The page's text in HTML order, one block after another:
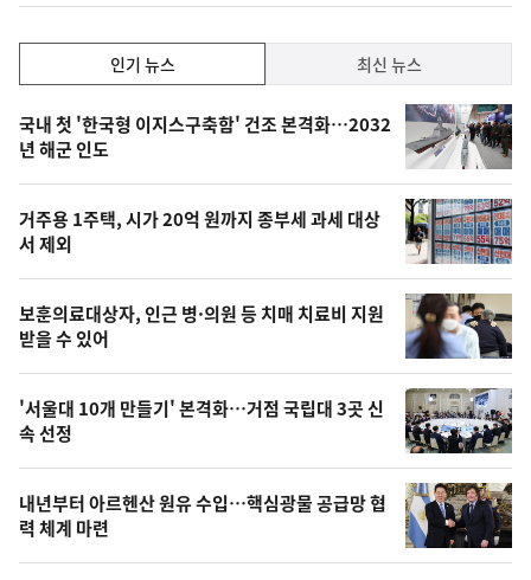
기,
최
신,
오
늘
의
영
상
오
늘
의
사
진
인기 뉴스 최신 뉴스
기
뉴
스
국내 첫 '한국형 이지스구축함' 건조 본격화…2032
년 해군 인도
거주용 1주택, 시가 20억 원까지 종부세 과세 대상
서 제외
보훈의료대상자, 인근 병·의원 등 치매 치료비 지원
받을 수 있어
'서울대 10개 만들기' 본격화…거점 국립대 3곳 신
속 선정
내년부터 아르헨산 원유 수입…핵심광물 공급망 협
력 체계 마련